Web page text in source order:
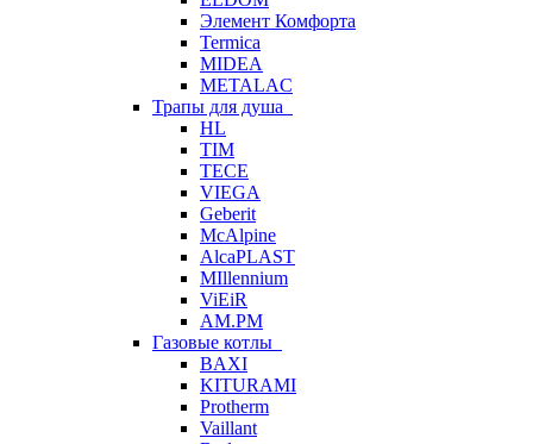
Элемент Комфорта
Termica
MIDEA
METALAC
Трапы для душа
HL
TIM
TECE
VIEGA
Geberit
McAlpine
AlcaPLAST
MIllennium
ViEiR
AM.PM
Газовые котлы
BAXI
KITURAMI
Protherm
Vaillant